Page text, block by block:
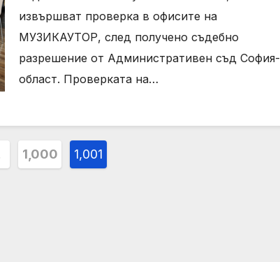
извършват проверка в офисите на
МУЗИКАУТОР, след получено съдебно
разрешение от Административен съд София-
област. Проверката на…
1,000 1,001